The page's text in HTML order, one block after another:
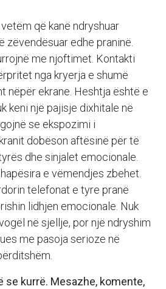
që kanë ndryshuar
zëvendësuar edhe praninë.
me njoftimet. Kontakti
nga kryerja e shumë
nëpër ekrane. Heshtja është e
keni një pajisje dixhitale në
se ekspozimi i
dobëson aftësinë për të
dhe sinjalet emocionale.
e vëmendjes zbehet.
telefonat e tyre pranë
lidhjen emocionale. Nuk
në sjellje, por një ndryshim
me pasoja serioze në
se kurrë. Mesazhe, komente,